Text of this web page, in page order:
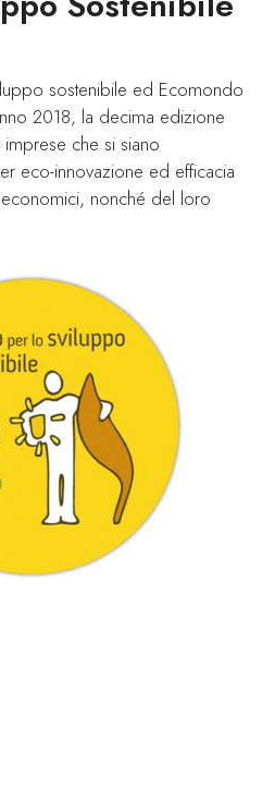
sostenibile ed Ecomondo
2018, la decima edizione
che si siano
eco-innovazione ed efficacia
nonché del loro